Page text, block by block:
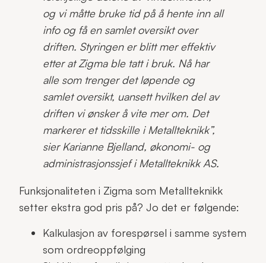
og vi måtte bruke tid på å hente inn all
info og få en samlet oversikt over
driften. Styringen er blitt mer effektiv
etter at Zigma ble tatt i bruk. Nå har
alle som trenger det løpende og
samlet oversikt, uansett hvilken del av
driften vi ønsker å vite mer om. Det
markerer et tidsskille i Metallteknikk”,
sier Karianne Bjelland, økonomi- og
administrasjonssjef i Metallteknikk AS.
Funksjonaliteten i Zigma som Metallteknikk
setter ekstra god pris på? Jo det er følgende:
Kalkulasjon av forespørsel i samme system
som ordreoppfølging